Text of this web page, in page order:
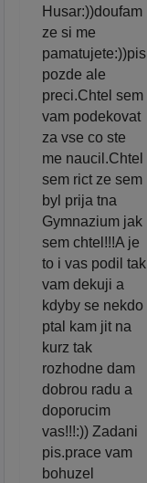
Husar:))doufam
ze si me
pozde ale
preci.Chtel sem
vam podekovat
za vse co ste
me naucil.Chtel
sem rict ze sem
byl prija tna
Gymnazium jak
sem chtel!!!A je
to i vas podil tak
vam dekuji a
kdyby se nekdo
ptal kam jit na
kurz tak
rozhodne dam
dobrou radu a
doporucim
vas!!!:)) Zadani
pis.prace vam
bohuzel